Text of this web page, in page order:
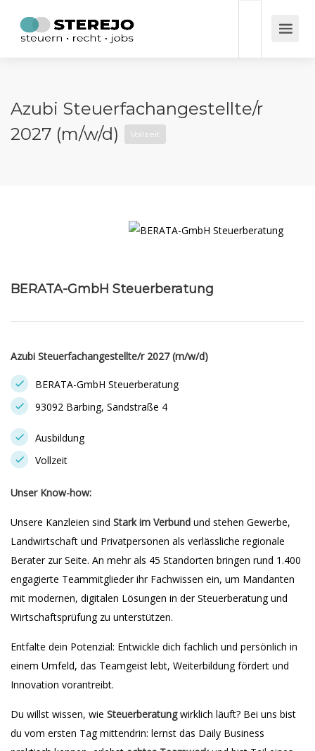
Azubi Steuerfachangestellte/r
2027 (m/w/d)
Vollzeit
BERATA-GmbH Steuerberatung
Azubi Steuerfachangestellte/r 2027 (m/w/d)
BERATA-GmbH Steuerberatung
93092 Barbing, Sandstraße 4
Ausbildung
Vollzeit
Unser Know-how:
Unsere Kanzleien sind Stark im Verbund und stehen Gewerbe,
Landwirtschaft und Privatpersonen als verlässliche regionale
Berater zur Seite. An mehr als 45 Standorten bringen rund 1.400
engagierte Teammitglieder ihr Fachwissen ein, um Mandanten
mit modernen, digitalen Lösungen in der Steuerberatung und
Wirtschaftsprüfung zu unterstützen.
Entfalte dein Potenzial: Entwickle dich fachlich und persönlich in
einem Umfeld, das Teamgeist lebt, Weiterbildung fördert und
Innovation vorantreibt.
Du willst wissen, wie Steuerberatungwirklich läuft? Bei uns bist
du vom ersten Tag mittendrin: lernst das Daily Business